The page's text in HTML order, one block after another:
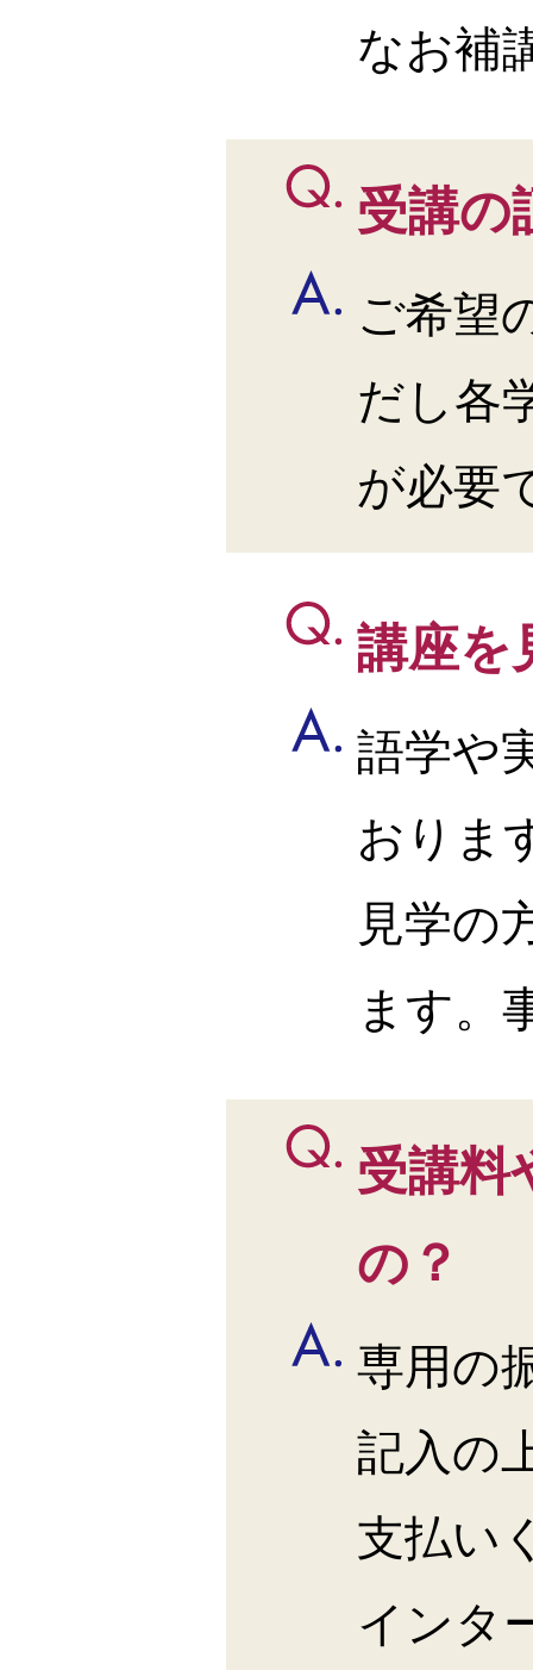
なお補
受講の
ご希望
だし各
が必要
講座を
語学や
おりま
見学の
ます。
受講料
の？
専用の
記入の
支払い
インタ